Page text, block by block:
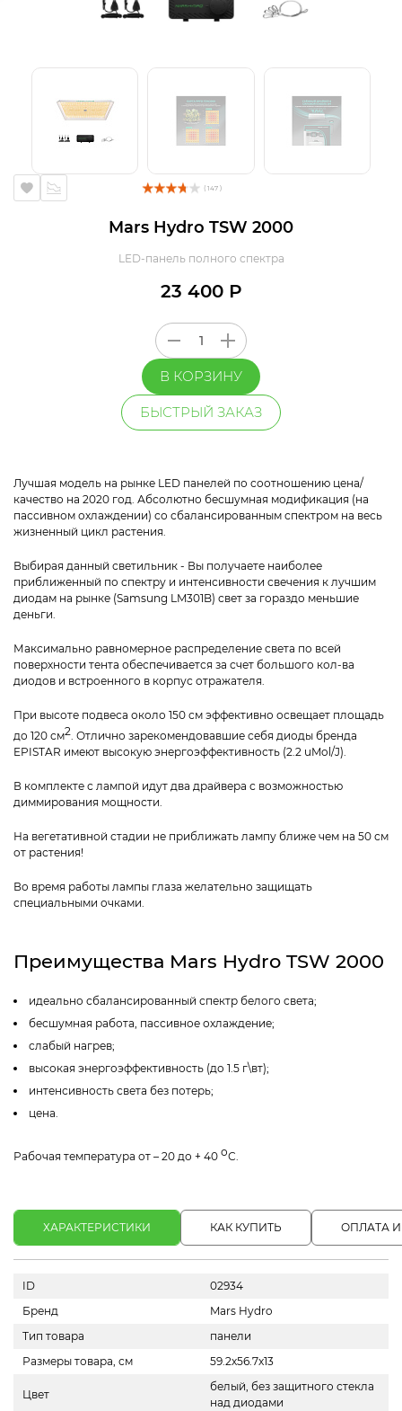
( 147 )
Mars Hydro TSW 2000
LED-панель полного спектра
23 400 Р
В КОРЗИНУ
БЫСТРЫЙ ЗАКАЗ
Лучшая модель на рынке LED панелей по соотношению цена/
качество на 2020 год. Абсолютно бесшумная модификация (на
пассивном охлаждении) со сбалансированным спектром на весь
жизненный цикл растения.
Выбирая данный светильник - Вы получаете наиболее
приближенный по спектру и интенсивности свечения к лучшим
диодам на рынке (Samsung LM301B) свет за гораздо меньшие
деньги.
Максимально равномерное распределение света по всей
поверхности тента обеспечивается за счет большого кол-ва
диодов и встроенного в корпус отражателя.
При высоте подвеса около 150 см эффективно освещает площадь
до 120 см2. Отлично зарекомендовавшие себя диоды бренда
EPISTAR имеют высокую энергоэффективность (2.2 uMol/J).
В комплекте с лампой идут два драйвера с возможностью
диммирования мощности.
На вегетативной стадии не приближать лампу ближе чем на 50 см
от растения!
Во время работы лампы глаза желательно защищать
специальными очками.
Преимущества Mars Hydro TSW 2000
идеально сбалансированный спектр белого света;
бесшумная работа, пассивное охлаждение;
слабый нагрев;
высокая энергоэффективность (до 1.5 г\вт);
интенсивность света без потерь;
цена.
Рабочая температура от – 20 до + 40 оС.
ХАРАКТЕРИСТИКИ КАК КУПИТЬ ОПЛАТА
ID
02934
Бренд
Mars Hydro
Тип товара
панели
Размеры товара, см
59.2х56.7x13
Цвет
белый, без защитного стекла
над диодами